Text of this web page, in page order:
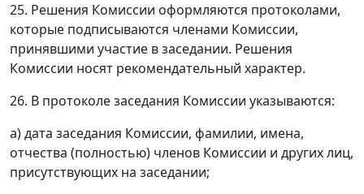
25. Решения Комиссии оформляются протоколами,
которые подписываются членами Комиссии,
принявшими участие в заседании. Решения
Комиссии носят рекомендательный характер.
26. В протоколе заседания Комиссии указываются:
а) дата заседания Комиссии, фамилии, имена,
отчества (полностью) членов Комиссии и других лиц,
присутствующих на заседании;